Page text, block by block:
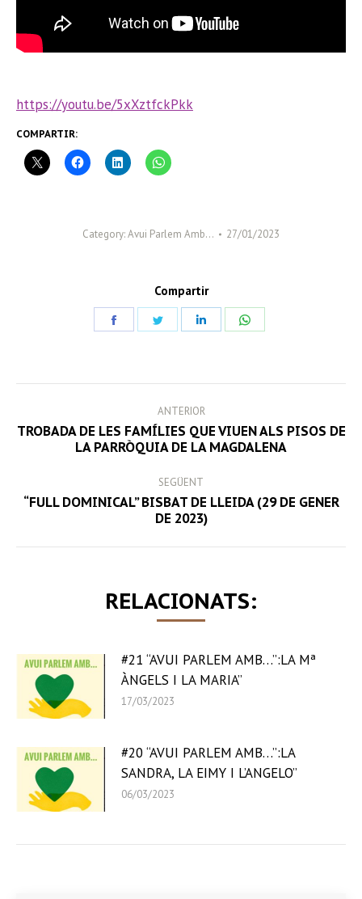
https://youtu.be/5xXztfckPkk
COMPARTIR:
Category:Avui Parlem Amb… 27/01/2023
Compartir
NAVIGATION
ANTERIOR
Previous
TROBADA DE LES FAMÍLIES QUE VIUEN ALS PISOS DE
LA PARRÒQUIA DE LA MAGDALENA
SEGÜENT
Next
post:
“FULL DOMINICAL” BISBAT DE LLEIDA (29 DE GENER
DE 2023)
RELACIONATS:
#21 “AVUI PARLEM AMB…”:LA Mª
ÀNGELS I LA MARIA”
17/03/2023
#20 “AVUI PARLEM AMB…”:LA
SANDRA, LA EIMY I L’ANGELO”
06/03/2023